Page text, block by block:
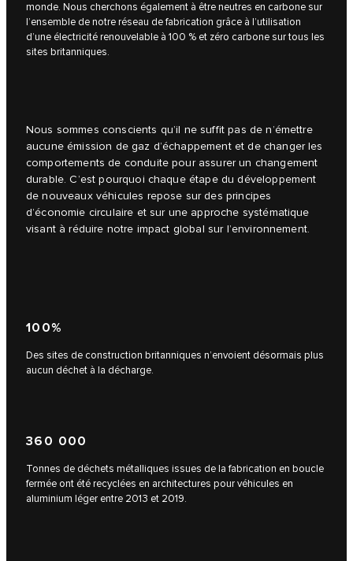
monde. Nous cherchons également à être neutres en carbone sur
l’ensemble de notre réseau de fabrication grâce à l’utilisation
d’une électricité renouvelable à 100 % et zéro carbone sur tous les
sites britanniques.
Nous sommes conscients qu’il ne suffit pas de n’émettre
aucune émission de gaz d’échappement et de changer les
comportements de conduite pour assurer un changement
durable. C’est pourquoi chaque étape du développement
de nouveaux véhicules repose sur des principes
d’économie circulaire et sur une approche systématique
visant à réduire notre impact global sur l’environnement.
100%
Des sites de construction britanniques n’envoient désormais plus
aucun déchet à la décharge.
360 000
Tonnes de déchets métalliques issues de la fabrication en boucle
fermée ont été recyclées en architectures pour véhicules en
aluminium léger entre 2013 et 2019.